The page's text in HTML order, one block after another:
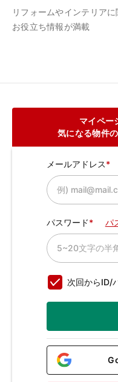
リフォームやインテリア
お役立ち情報が満載
マイペー
気になる物件
メールアドレス
パスワード パ
次回からID/